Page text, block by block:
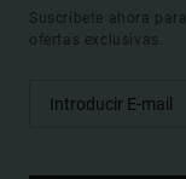
Suscríbete ahora
ofertas exclusivas.